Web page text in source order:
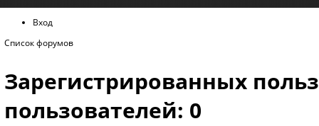
Вход
Список форумов
Зарегистрированных
пользователей: 0